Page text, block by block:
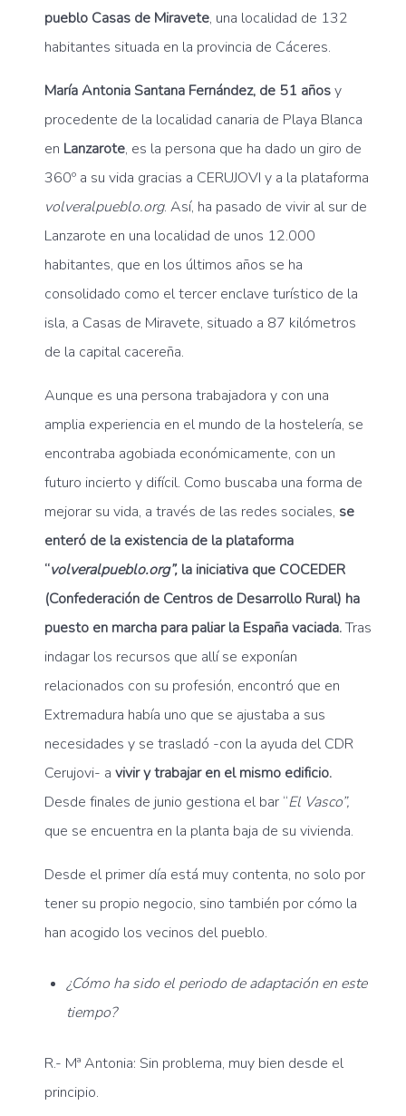
pueblo Casas de Miravete, una localidad de 132
habitantes situada en la provincia de Cáceres.
María Antonia Santana Fernández, de 51 añosy
procedente de la localidad canaria de Playa Blanca
en Lanzarote, es la persona que ha dado un giro de
360º a su vida gracias a CERUJOVI y a la plataforma
volveralpueblo.org. Así, ha pasado de vivir al sur de
Lanzarote en una localidad de unos 12.000
habitantes, que en los últimos años se ha
consolidado como el tercer enclave turístico de la
isla, a Casas de Miravete, situado a 87 kilómetros
de la capital cacereña.
Aunque es una persona trabajadora y con una
amplia experiencia en el mundo de la hostelería, se
encontraba agobiada económicamente, con un
futuro incierto y difícil. Como buscaba una forma de
mejorar su vida, a través de las redes sociales, se
enteró de la existencia de la plataforma
“volveralpueblo.org”, la iniciativa que COCEDER
(Confederación de Centros de Desarrollo Rural) ha
puesto en marcha para paliar la España vaciada.Tras
indagar los recursos que allí se exponían
relacionados con su profesión, encontró que en
Extremadura había uno que se ajustaba a sus
necesidades y se trasladó -con la ayuda del CDR
Cerujovi- a vivir y trabajar en el mismo edificio.
Desde finales de junio gestiona el bar “El Vasco”,
que se encuentra en la planta baja de su vivienda.
Desde el primer día está muy contenta, no solo por
tener su propio negocio, sino también por cómo la
han acogido los vecinos del pueblo.
¿Cómo ha sido el periodo de adaptación en este
tiempo?
R.- Mª Antonia: Sin problema, muy bien desde el
principio.